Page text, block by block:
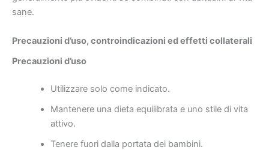
sane.
Precauzioni d’uso, controindicazioni ed effetti collaterali
Precauzioni d’uso
Utilizzare solo come indicato.
Mantenere una dieta equilibrata e uno stile di vita
attivo.
Tenere fuori dalla portata dei bambini.